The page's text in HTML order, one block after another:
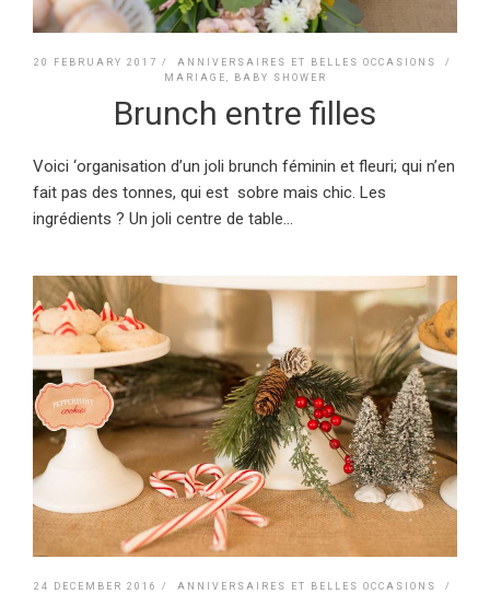
20 FEBRUARY 2017 / ANNIVERSAIRES ET BELLES OCCASIONS
/
MARIAGE, BABY SHOWER
Brunch entre filles
Voici ‘organisation d’un joli brunch féminin et fleuri; qui n’en
fait pas des tonnes, qui est sobre mais chic. Les
ingrédients ? Un joli centre de table...
24 DECEMBER 2016 / ANNIVERSAIRES ET BELLES OCCASIONS
/